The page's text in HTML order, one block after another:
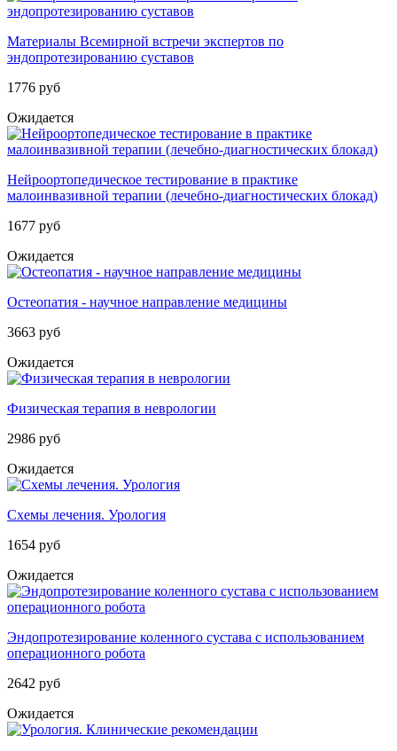
Материалы Всемирной встречи экспертов по
эндопротезированию суставов
1776 руб
Ожидается
Нейроортопедическое тестирование в практике
малоинвазивной терапии (лечебно-диагностических блокад)
1677 руб
Ожидается
Остеопатия - научное направление медицины
3663 руб
Ожидается
Физическая терапия в неврологии
2986 руб
Ожидается
Схемы лечения. Урология
1654 руб
Ожидается
Эндопротезирование коленного сустава с использованием
операционного робота
2642 руб
Ожидается